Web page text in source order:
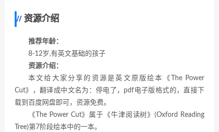
资源介绍
推荐年龄：
8-12岁,有英文基础的孩子
资源介绍：
本文给大家分享的资源是英文原版绘本《The Power
Cut》，翻译成中文名为：停电了，pdf电子版格式的，直接下
载到百度网盘即可，资源免费。
《The Power Cut》属于《牛津阅读树》(Oxford Reading
Tree)第7阶段绘本中的一本。